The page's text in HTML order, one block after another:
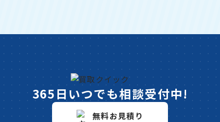
365日いつでも相談受付中!
無料お見積り